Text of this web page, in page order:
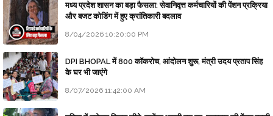
मध्य प्रदेश शासन का बड़ा फैसला: सेवानिवृत्त कर्मचारियों की पेंशन प्रक्रिया
और बजट कोडिंग में हुए क्रांतिकारी बदलाव
8/04/2026 10:20:00 PM
DPI BHOPAL में 800 कॉकरोच, आंदोलन शुरू, मंत्री उदय प्रताप सिंह
के घर भी जाएंगे
8/07/2026 11:42:00 AM